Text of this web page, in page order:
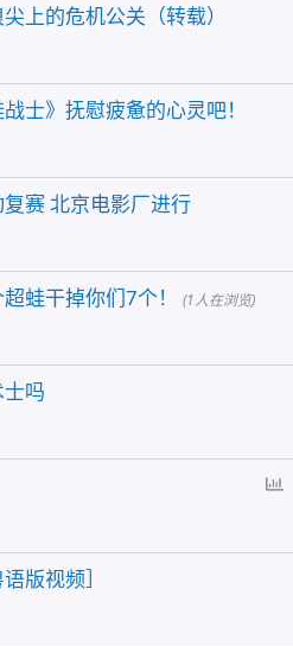
上的危机公关（转载）
士》抚慰疲惫的心灵吧！
赛 北京电影厂进行
蛙干掉你们7个！ (1人在浏览)
吗
版视频］